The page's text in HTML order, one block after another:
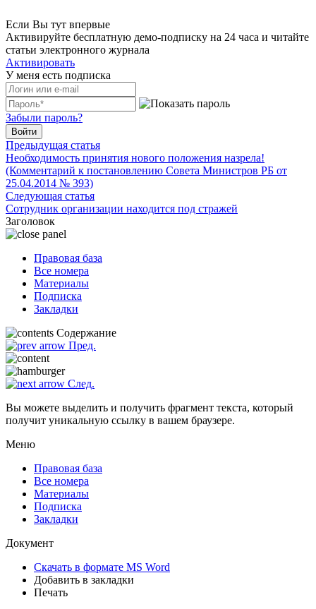
Если Вы тут впервые
Активируйте бесплатную демо-подписку на 24 часа и читайте
статьи электронного журнала
Активировать
У меня есть подписка
Забыли пароль?
Войти
Предыдущая статья
Необходимость принятия нового положения назрела!
(Комментарий к постановлению Совета Министров РБ от
25.04.2014 № 393)
Следующая статья
Сотрудник организации находится под стражей
Заголовок
Правовая база
Все номера
Материалы
Подписка
Закладки
Содержание
Пред.
След.
Вы можете выделить и получить фрагмент текста, который
получит уникальную ссылку в вашем браузере.
Меню
Правовая база
Все номера
Материалы
Подписка
Закладки
Документ
Скачать в формате MS Word
Добавить в закладки
Печать